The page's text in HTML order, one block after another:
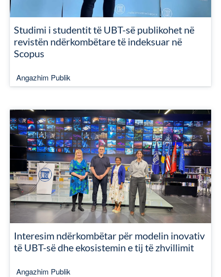
Studimi i studentit të UBT-së publikohet në
revistën ndërkombëtare të indeksuar në
Scopus
Angazhim Publik
Interesim ndërkombëtar për modelin inovativ
të UBT-së dhe ekosistemin e tij të zhvillimit
Angazhim Publik